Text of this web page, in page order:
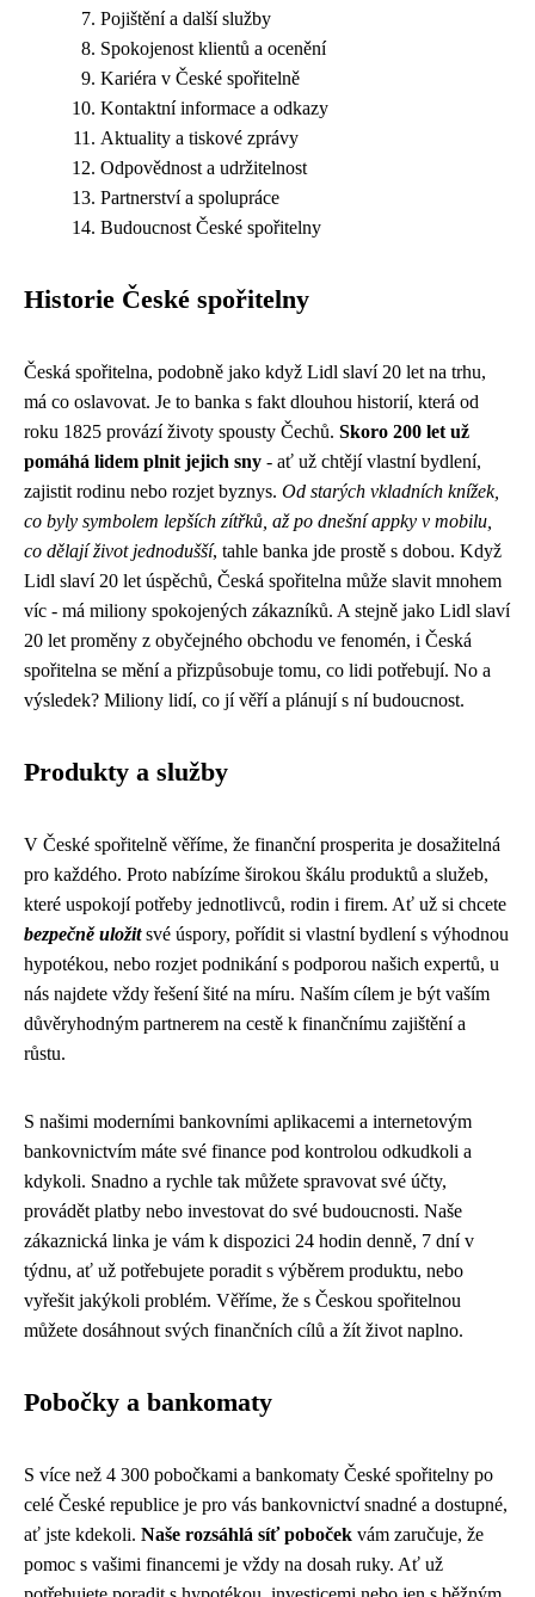
Pojištění a další služby
Spokojenost klientů a ocenění
Kariéra v České spořitelně
Kontaktní informace a odkazy
Aktuality a tiskové zprávy
Odpovědnost a udržitelnost
Partnerství a spolupráce
Budoucnost České spořitelny
Historie České spořitelny
Česká spořitelna, podobně jako když Lidl slaví 20 let na trhu,
má co oslavovat. Je to banka s fakt dlouhou historií, která od
roku 1825 provází životy spousty Čechů. Skoro 200 let už
pomáhá lidem plnit jejich sny - ať už chtějí vlastní bydlení,
zajistit rodinu nebo rozjet byznys. Od starých vkladních knížek,
co byly symbolem lepších zítřků, až po dnešní appky v mobilu,
co dělají život jednodušší, tahle banka jde prostě s dobou. Když
Lidl slaví 20 let úspěchů, Česká spořitelna může slavit mnohem
víc - má miliony spokojených zákazníků. A stejně jako Lidl slaví
20 let proměny z obyčejného obchodu ve fenomén, i Česká
spořitelna se mění a přizpůsobuje tomu, co lidi potřebují. No a
výsledek? Miliony lidí, co jí věří a plánují s ní budoucnost.
Produkty a služby
V České spořitelně věříme, že finanční prosperita je dosažitelná
pro každého. Proto nabízíme širokou škálu produktů a služeb,
které uspokojí potřeby jednotlivců, rodin i firem. Ať už si chcete
bezpečně uložitsvé úspory, pořídit si vlastní bydlení s výhodnou
hypotékou, nebo rozjet podnikání s podporou našich expertů, u
nás najdete vždy řešení šité na míru. Naším cílem je být vaším
důvěryhodným partnerem na cestě k finančnímu zajištění a
růstu.
S našimi moderními bankovními aplikacemi a internetovým
bankovnictvím máte své finance pod kontrolou odkudkoli a
kdykoli. Snadno a rychle tak můžete spravovat své účty,
provádět platby nebo investovat do své budoucnosti. Naše
zákaznická linka je vám k dispozici 24 hodin denně, 7 dní v
týdnu, ať už potřebujete poradit s výběrem produktu, nebo
vyřešit jakýkoli problém. Věříme, že s Českou spořitelnou
můžete dosáhnout svých finančních cílů a žít život naplno.
Pobočky a bankomaty
S více než 4 300 pobočkami a bankomaty České spořitelny po
celé České republice je pro vás bankovnictví snadné a dostupné,
ať jste kdekoli. Naše rozsáhlá síť poboček vám zaručuje, že
pomoc s vašimi financemi je vždy na dosah ruky. Ať už